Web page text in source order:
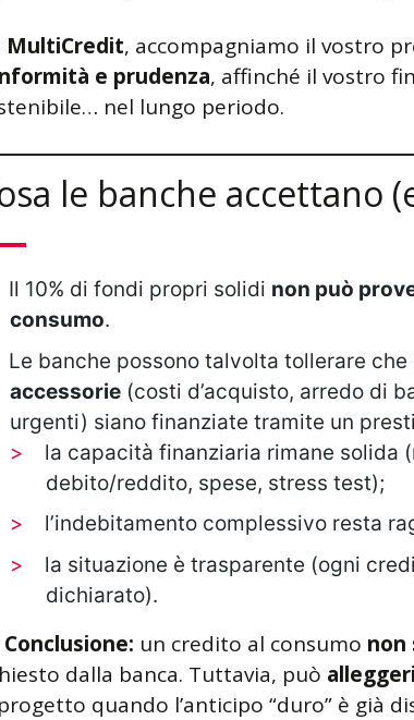
MultiCredit, accompagniamo il vostro
e prudenza, affinché il vostro
nel lungo periodo.
le banche accettano
Il 10% di fondi propri solidi non può
consumo.
Le banche possono talvolta tollerare che
accessorie(costi d’acquisto, arredo di
urgenti) siano finanziate tramite un
la capacità finanziaria rimane solida
debito/reddito, spese, stress test);
l’indebitamento complessivo resta
la situazione è trasparente (ogni
dichiarato).
Conclusione: un credito al consumo non
dalla banca. Tuttavia, può
quando l’anticipo “duro” è già